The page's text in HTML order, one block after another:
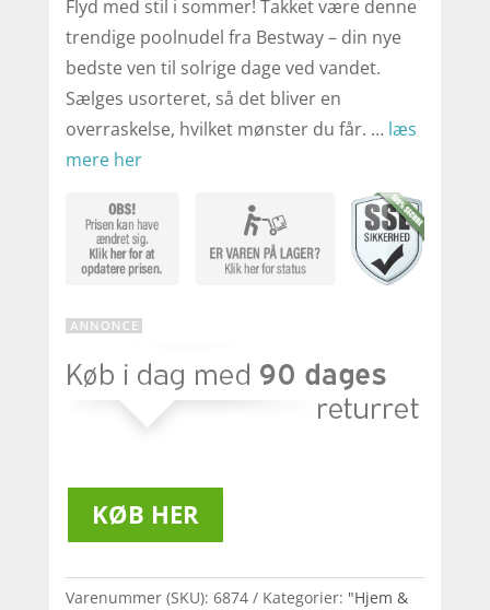
Flyd med stil i sommer! Takket være denne
trendige poolnudel fra Bestway – din nye
bedste ven til solrige dage ved vandet.
Sælges usorteret, så det bliver en
overraskelse, hvilket mønster du får. … læs
mere her
KØB HER
Varenummer (SKU): 6874 Kategorier: "Hjem &